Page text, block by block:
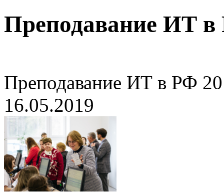
Преподавание ИТ в
Преподавание ИТ в РФ
16.05.2019